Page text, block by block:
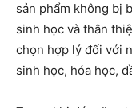
sản phẩm không bị
sinh học và thân
chọn hợp lý đối với
sinh học, hóa học,